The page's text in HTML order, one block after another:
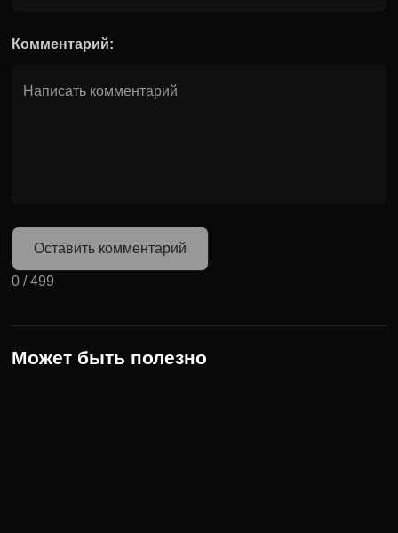
Комментарий:
Оставить комментарий
0 /499
Может быть полезно